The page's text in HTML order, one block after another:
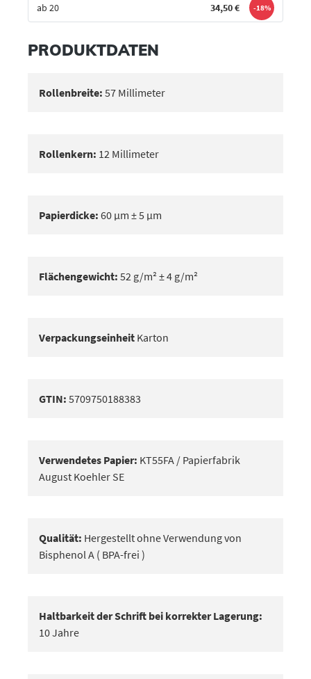
ab 20 34,50 € -18%
Bestes Angebot
PRODUKTDATEN
Rollenbreite: 57 Millimeter
Rollenkern: 12 Millimeter
Papierdicke: 60 μm ± 5 μm
Flächengewicht: 52 g/m² ± 4 g/m²
Verpackungseinheit Karton
GTIN: 5709750188383
Verwendetes Papier: KT55FA / Papierfabrik
August Koehler SE
Qualität: Hergestellt ohne Verwendung von
Bisphenol A ( BPA-frei )
Haltbarkeit der Schrift bei korrekter Lagerung:
10 Jahre